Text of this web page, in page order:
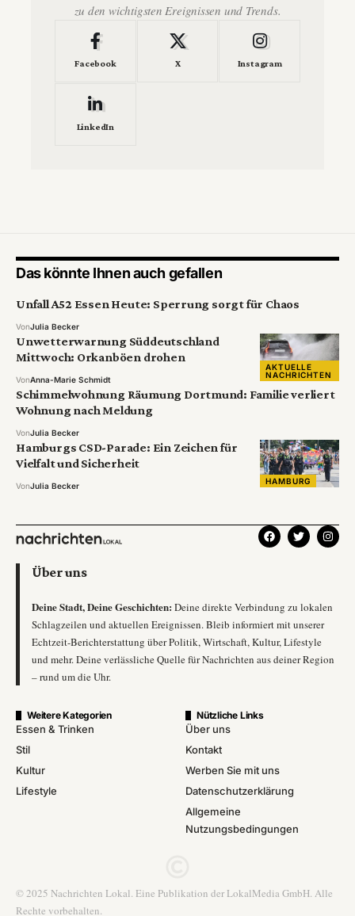
zu den wichtigsten Ereignissen und Trends.
Facebook X Instagram
LinkedIn
Das könnte Ihnen auch gefallen
Unfall A52 Essen Heute: Sperrung sorgt für Chaos
VonJulia Becker
AKTUELLE
NACHRICHTEN
Unwetterwarnung Süddeutschland
Mittwoch: Orkanböen drohen
VonAnna-Marie Schmidt
Schimmelwohnung Räumung Dortmund: Familie verliert
Wohnung nach Meldung
VonJulia Becker
HAMBURG
Hamburgs CSD-Parade: Ein Zeichen für
Vielfalt und Sicherheit
VonJulia Becker
Über uns
Deine Stadt, Deine Geschichten: Deine direkte Verbindung zu lokalen
Schlagzeilen und aktuellen Ereignissen. Bleib informiert mit unserer
Echtzeit-Berichterstattung über Politik, Wirtschaft, Kultur, Lifestyle
und mehr. Deine verlässliche Quelle für Nachrichten aus deiner Region
– rund um die Uhr.
Weitere Kategorien
Essen & Trinken
Stil
Kultur
Lifestyle
Nützliche Links
Über uns
Kontakt
Werben Sie mit uns
Datenschutzerklärung
Allgemeine
Nutzungsbedingungen
© 2025 Nachrichten Lokal. Eine Publikation der LokalMedia GmbH. Alle
Rechte vorbehalten.